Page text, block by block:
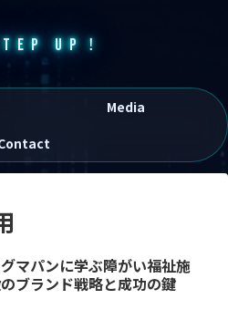
UP！
Media
マパンに学ぶ障がい福祉施
ブランド戦略と成功の鍵